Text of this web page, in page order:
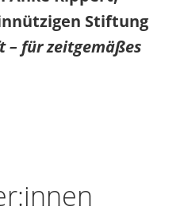
Stiftung
– für zeitgemäßes